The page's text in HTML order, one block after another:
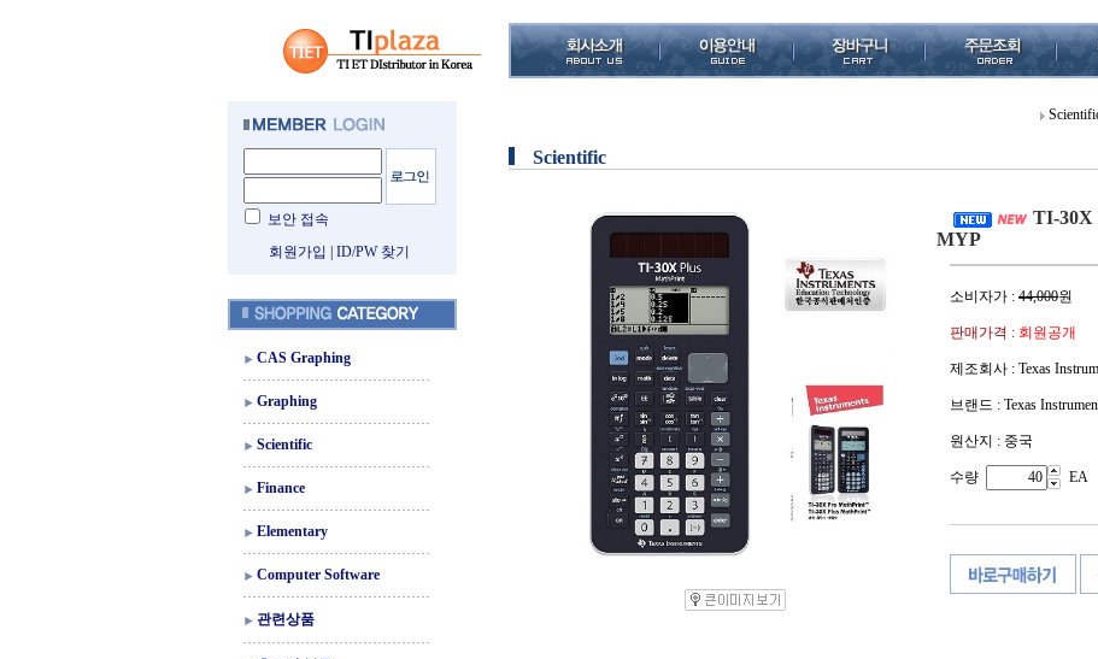
보안 접속
회원가입
ID/PW 찾기
CAS Graphing
Graphing
Scientific
Finance
Elementary
Computer Software
관련상품
Scientific
TI-30X
MYP
소비자가 : 44,000원
판매가격 : 회원공개
제조회사 : Texas
브랜드 : Texas
원산지 : 중국
수량 EA